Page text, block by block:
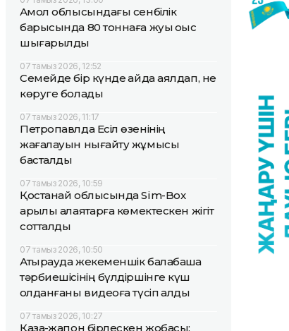
Ақмол облысындағы сенбілік
барысында 80 тоннаға жуық қоқыс
шығарылды
07 тамыз 2026, 12:52
Семейде бір күнде қайда аялдап, не
көруге болады
07 тамыз 2026, 11:17
Петропавлда Есіл өзенінің
жағалауын нығайту жұмысы
басталды
07 тамыз 2026, 10:59
Қостанай облысында Sim-Box
арқылы алаяқтарға көмектескен жігіт
сотталды
07 тамыз 2026, 10:50
Атырауда жекеменшік балабақша
тәрбиешісінің бүлдіршінге күш
қолданғаны видеоға түсіп қалды
07 тамыз 2026, 10:27
Қазақ-жапон бірлескен жобасы: